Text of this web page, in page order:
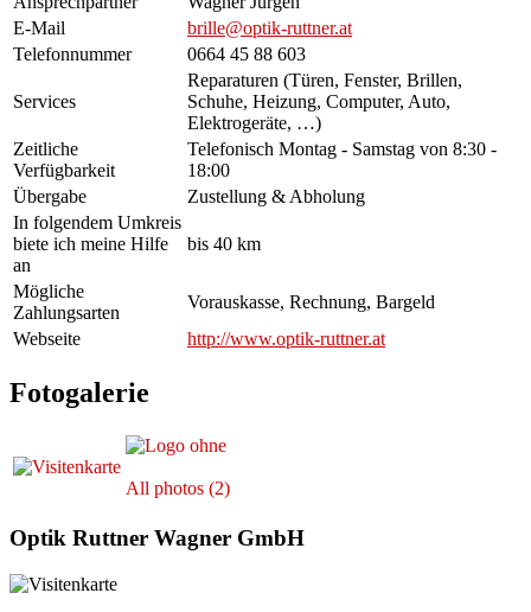
E-Mail
brille@optik-ruttner.at
Telefonnummer
0664 45 88 603
Services
Reparaturen (Türen, Fenster, Brillen,
Schuhe, Heizung, Computer, Auto,
Elektrogeräte, …)
Zeitliche
Verfügbarkeit
Telefonisch Montag - Samstag von 8:30 -
18:00
Übergabe
Zustellung & Abholung
In folgendem Umkreis
biete ich meine Hilfe
an
bis 40 km
Mögliche
Zahlungsarten
Vorauskasse, Rechnung, Bargeld
Webseite
http://www.optik-ruttner.at
Fotogalerie
All photos (2)
Optik Ruttner Wagner GmbH